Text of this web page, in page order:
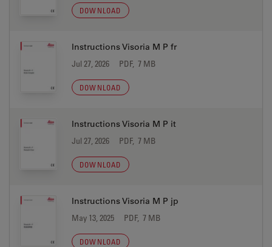
DOWNLOAD
Instructions Visoria M P fr
Jul 27, 2026 PDF, 7 MB
DOWNLOAD
Instructions Visoria M P it
Jul 27, 2026 PDF, 7 MB
DOWNLOAD
Instructions Visoria M P jp
May 13, 2025 PDF, 7 MB
DOWNLOAD